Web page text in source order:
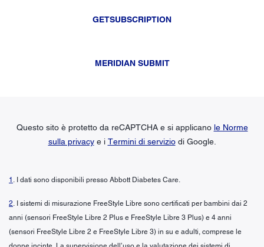
GETSUBSCRIPTION
MERIDIAN SUBMIT
Questo sito è protetto da reCAPTCHA e si applicano le Norme
sulla privacye i Termini di serviziodi Google.
1 . I dati sono disponibili presso Abbott Diabetes Care.
2. I sistemi di misurazione FreeStyle Libre sono certificati per bambini dai 2
anni (sensori FreeStyle Libre 2 Plus e FreeStyle Libre 3 Plus) e 4 anni
(sensori FreeStyle Libre 2 e FreeStyle Libre 3) in su e adulti, comprese le